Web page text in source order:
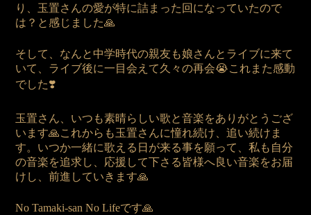
り、玉置さんの愛が特に詰まった回になっていたので
は？と感じました🙏
そして、なんと中学時代の親友も娘さんとライブに来て
いて、ライブ後に一目会えて久々の再会😭これまた感動
でした❣️
玉置さん、いつも素晴らしい歌と音楽をありがとうござ
います🙏これからも玉置さんに憧れ続け、追い続けま
す。いつか一緒に歌える日が来る事を願って、私も自分
の音楽を追求し、応援して下さる皆様へ良い音楽をお届
けし、前進していきます🙏
No Tamaki-san No Lifeです🙏